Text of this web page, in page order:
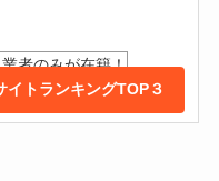
者のみが在籍！
イトランキングTOP３